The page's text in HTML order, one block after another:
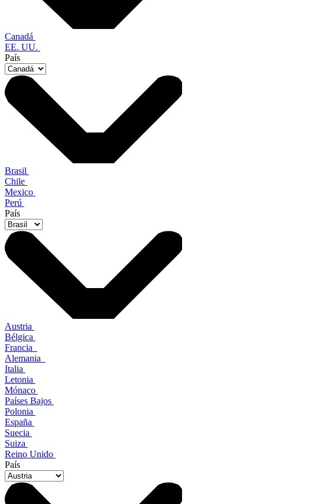
Canadá
EE. UU.
País
Brasil
Chile
Mexico
Perú
País
Austria
Bélgica
Francia
Alemania
Italia
Letonia
Mónaco
Países Bajos
Polonia
España
Suecia
Suiza
Reino Unido
País